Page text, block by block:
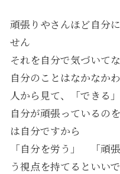
頑張りやさんほど自分
せん
それを自分で気づいて
自分のことはなかなか
人から見て、「できる
自分が頑張っているの
は自分ですから
「自分を労う」 「頑
う視点を持てるといい